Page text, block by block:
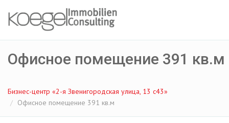
Офисное помещение 391 кв.м
Бизнес-центр «2-я Звенигородская улица, 13 с43»
Офисное помещение 391 кв.м